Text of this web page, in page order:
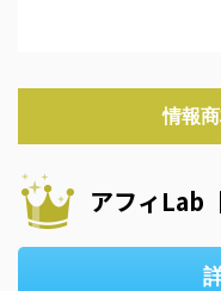
情報
アフィLab